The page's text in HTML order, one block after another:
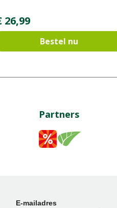
26,99
Bestel nu
Partners
E-mailadres